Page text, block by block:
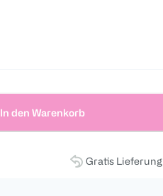
In den Warenkorb
Gratis